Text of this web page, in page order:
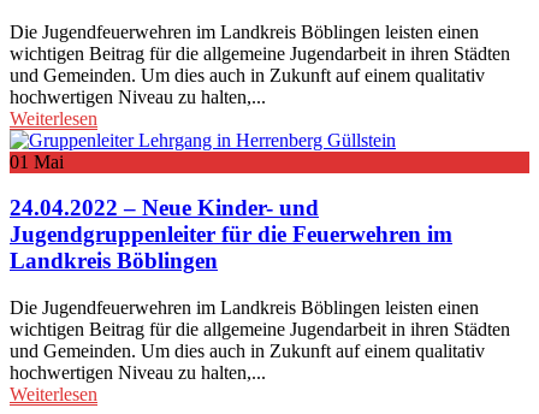
Die Jugendfeuerwehren im Landkreis Böblingen leisten einen
wichtigen Beitrag für die allgemeine Jugendarbeit in ihren Städten
und Gemeinden. Um dies auch in Zukunft auf einem qualitativ
hochwertigen Niveau zu halten,...
Weiterlesen
01 Mai
24.04.2022 – Neue Kinder- und
Jugendgruppenleiter für die Feuerwehren im
Landkreis Böblingen
Die Jugendfeuerwehren im Landkreis Böblingen leisten einen
wichtigen Beitrag für die allgemeine Jugendarbeit in ihren Städten
und Gemeinden. Um dies auch in Zukunft auf einem qualitativ
hochwertigen Niveau zu halten,...
Weiterlesen